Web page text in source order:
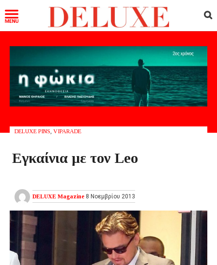
DELUXE PINS VIPARADE
Εγκαίνια με τον Leo
DELUXE Magazine 8 Νοεμβρίου 2013